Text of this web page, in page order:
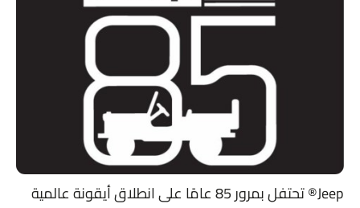
Jeep®️ تحتفل بمرور 85 عامًا على انطلاق أيقونة عالمية